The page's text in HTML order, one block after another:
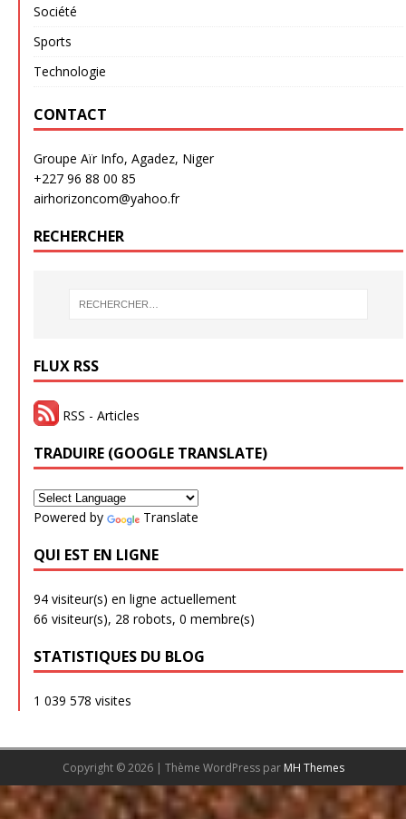
Société
Sports
Technologie
CONTACT
Groupe Aïr Info, Agadez, Niger
+227 96 88 00 85
airhorizoncom@yahoo.fr
RECHERCHER
FLUX RSS
RSS - Articles
TRADUIRE (GOOGLE TRANSLATE)
Powered by Translate
QUI EST EN LIGNE
94 visiteur(s) en ligne actuellement
66 visiteur(s), 28 robots, 0 membre(s)
STATISTIQUES DU BLOG
1 039 578 visites
Copyright © 2026 | Thème WordPress par MH Themes